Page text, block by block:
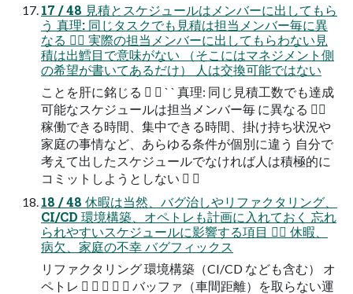
17 / 48 見積とスケジュールはメンバーに出してもら
う 真理: 同じタスクでも見積は担当メンバー毎に異
なる  実際の担当メンバーに出してもらわない見
積は出鱈目で意味がない （そこにはマネジメント側
の希望が書いてあるだけ） 人は交換可能ではない
ことを肝に銘じる   ` ` 真理: 同じ見積工数でも達成
可能なスケジュールは担当メンバー毎 に異なる 
稼働できる時間、集中できる時間、掛け持ち状況や
家庭の事情など、あらゆる条件が個別に違う 自分で
考えて出したスケジュールでなければ人は積極的に
コミットしようとしない  
18 / 48 休暇は当然、バグ治しやリファクタリング、
CI/CD 環境構築、オペトレも計画に入れておく 忘れ
られやすいスケジュールに影響する項目  休暇、
病欠、家庭の不幸 バグフィックス
リファクタリング 環境構築（CI/CD なども含む） オ
ペトレ      バッファ（車間距離）を取らない運